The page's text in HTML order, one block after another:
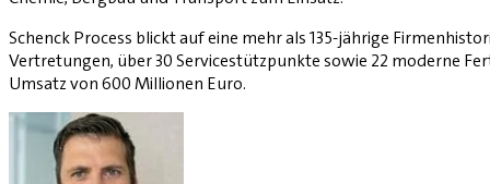
Schenck Process blickt auf eine mehr als 135-jährige
Vertretungen, über 30 Servicestützpunkte sowie 22 moderne
Umsatz von 600 Millionen Euro.